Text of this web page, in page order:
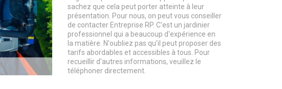
sachez que cela peut porter atteinte à leur
présentation. Pour nous, on peut vous conseiller
de contacter Entreprise RP. C'est un jardinier
professionnel qui a beaucoup d'expérience en
la matière. N'oubliez pas qu'il peut proposer des
tarifs abordables et accessibles à tous. Pour
recueillir d'autres informations, veuillez le
téléphoner directement.